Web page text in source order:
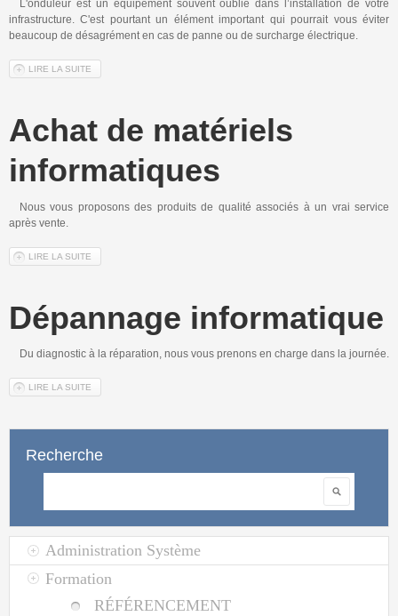
Matériel
Référencement
L'onduleur est un équipement souvent oublié dans l’installation de votre
infrastructure. C'est pourtant un élément important qui pourrait vous éviter
beaucoup de désagrément en cas de panne ou de surcharge électrique.
LIRE LA SUITE
Achat de matériels
informatiques
Nous vous proposons des produits de qualité associés à un vrai service
après vente.
LIRE LA SUITE
Dépannage informatique
Du diagnostic à la réparation, nous vous prenons en charge dans la journée.
LIRE LA SUITE
Recherche
Rechercher
Administration Système
Formation
RÉFÉRENCEMENT